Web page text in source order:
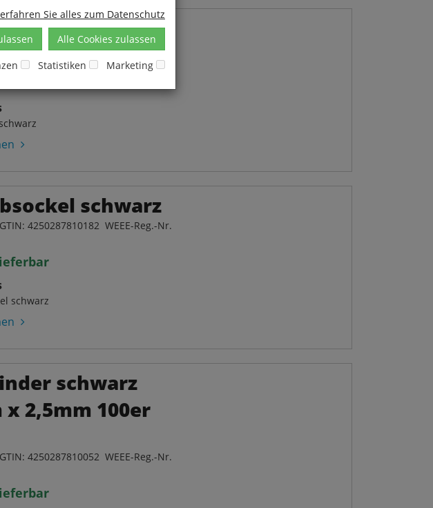
schwarz
4250287810175 WEEE-Reg.-Nr.
schwarz
4250287810182 WEEE-Reg.-Nr.
schwarz
schwarz
x 2,5mm 100er
4250287810052 WEEE-Reg.-Nr.
Sie alles zum Datenschutz
Alle Cookies zulassen
Statistiken Marketing